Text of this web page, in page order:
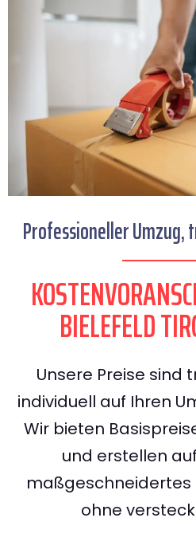
Professioneller Umzug,
BIELEFELD
Unsere Preise sind
individuell auf Ihren
Wir bieten
und erstellen
ohne